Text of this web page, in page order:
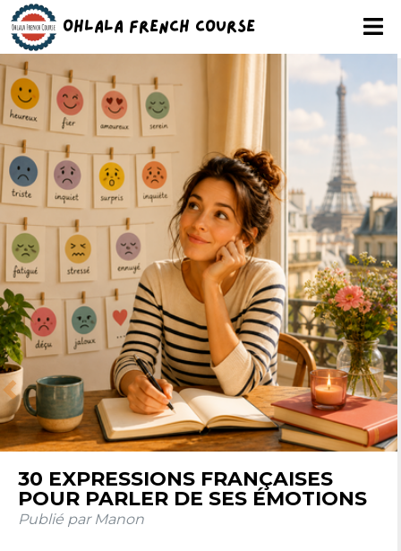
Ohlala French Course
LES PRONOMS RELATIFS QUI, QUE,
OÙ, DONT : GUIDE SIMPLE AVEC
EXEMPLES
Previous